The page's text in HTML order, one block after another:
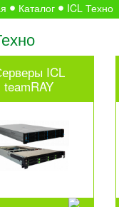
Каталог ICL Техно
ICL
teamRAY